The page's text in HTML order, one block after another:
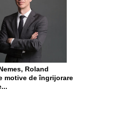
Roland
motive de îngrijorare